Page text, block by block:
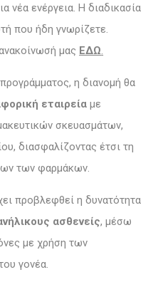
νέα ενέργεια. Η διαδικασία
που ήδη γνωρίζετε.
μας ΕΔΩ.
η διανομή θα
εταιρεία με
σκευασμάτων,
διασφαλίζοντας έτσι τη
των φαρμάκων.
προβλεφθεί η δυνατότητα
ασθενείς, μέσω
με χρήση των
γονέα.